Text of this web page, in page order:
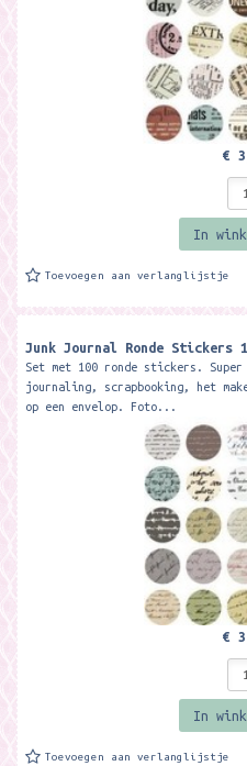
€
In
Toevoegen aan verlanglijstje
Junk Journal Ronde
Set met 100 ronde stickers.
journaling, scrapbooking, het
op een envelop. Foto...
€
In
Toevoegen aan verlanglijstje